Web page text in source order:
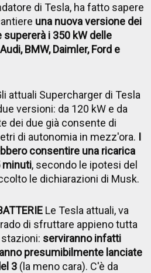
di Tesla, ha fatto sapere
una nuova versione dei
i 350 kW delle
BMW, Daimler, Ford e
attuali Supercharger di Tesla
versioni: da 120 kW e da
dei due già consente di
di autonomia in mezz'ora. I
consentire una ricarica
minuti, secondo le ipotesi del
le dichiarazioni di Musk.
Le Tesla attuali, va
di sfruttare appieno tutta
serviranno infatti
presumibilmente lanciate
3 (la meno cara). C'è da